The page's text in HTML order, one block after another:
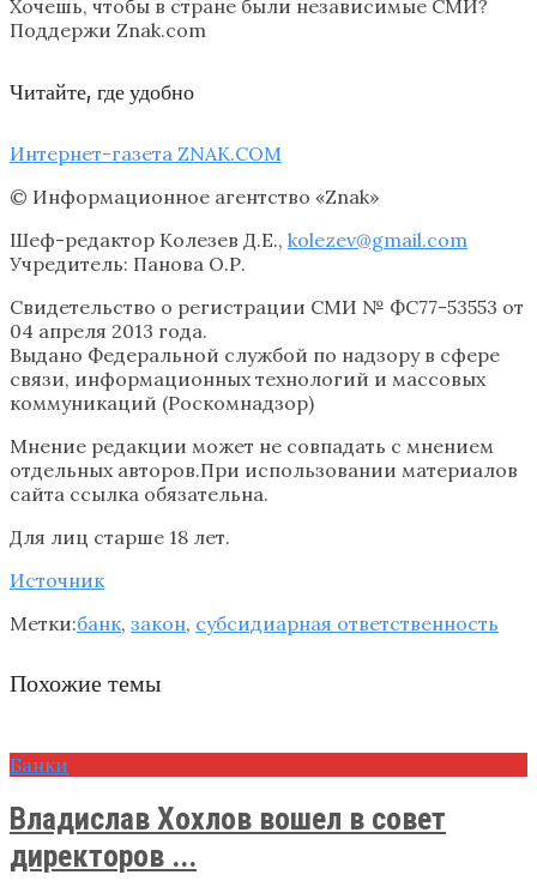
Хочешь, чтобы в стране были независимые СМИ?
Поддержи Znak.com
Читайте, где удобно
Интернет-газета ZNAK.COM
© Информационное агентство «Znak»
Шеф-редактор Колезев Д.Е., kolezev@gmail.com
Учредитель: Панова О.Р.
Свидетельство о регистрации СМИ № ФС77-53553 от
04 апреля 2013 года.
Выдано Федеральной службой по надзору в сфере
связи, информационных технологий и массовых
коммуникаций (Роскомнадзор)
Мнение редакции может не совпадать с мнением
отдельных авторов.При использовании материалов
сайта ссылка обязательна.
Для лиц старше 18 лет.
Источник
Метки:банк, закон, субсидиарная ответственность
Похожие темы
Банки
Владислав Хохлов вошел в совет
директоров ...